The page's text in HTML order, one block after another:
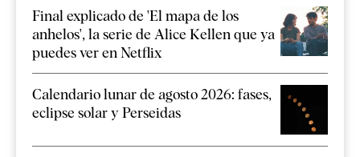
Final explicado de 'El mapa de los
anhelos', la serie de Alice Kellen que ya
puedes ver en Netflix
Calendario lunar de agosto 2026: fases,
eclipse solar y Perseidas